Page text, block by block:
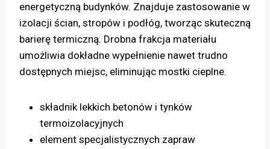
energetyczną budynków. Znajduje zastosowanie w
izolacji ścian, stropów i podłóg, tworząc skuteczną
barierę termiczną. Drobna frakcja materiału
umożliwia dokładne wypełnienie nawet trudno
dostępnych miejsc, eliminując mostki cieplne.
składnik lekkich betonów i tynków
termoizolacyjnych
element specjalistycznych zapraw